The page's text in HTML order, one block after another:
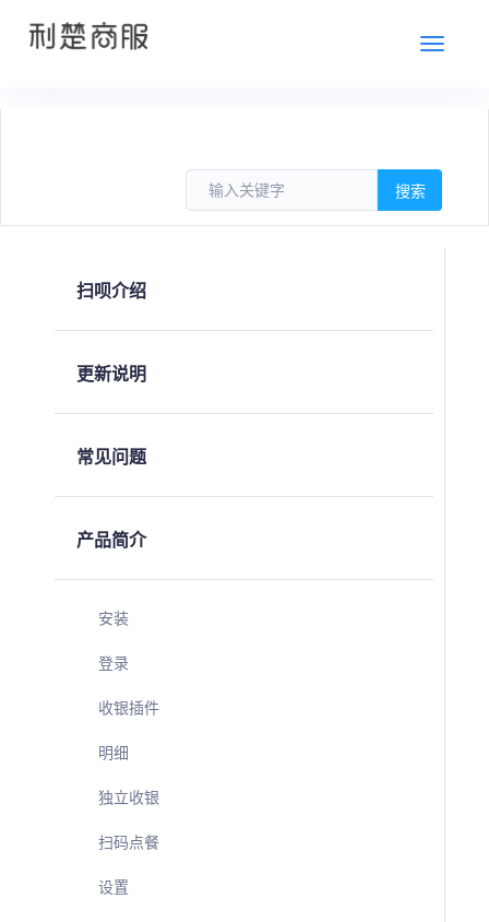
切
扫呗介绍
更新说明
常见问题
产品简介
安装
登录
收银插件
明细
独立收银
扫码点餐
设置